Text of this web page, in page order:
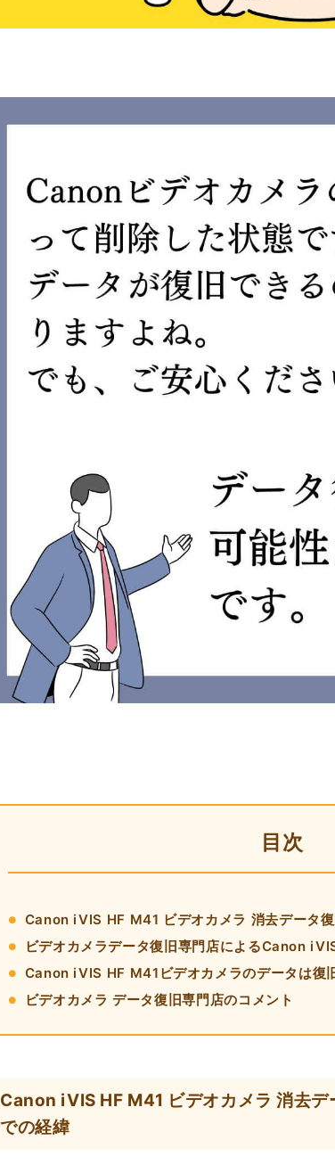
目次
Canon iVIS HF M41 ビデオカメラ 消去データ
ビデオカメラデータ復旧専門店によるCanon
Canon iVIS HF M41ビデオカメラのデータは復
ビデオカメラ データ復旧専門店のコメント
Canon iVIS HF M41 ビデオカメラ 消去デ
での経緯